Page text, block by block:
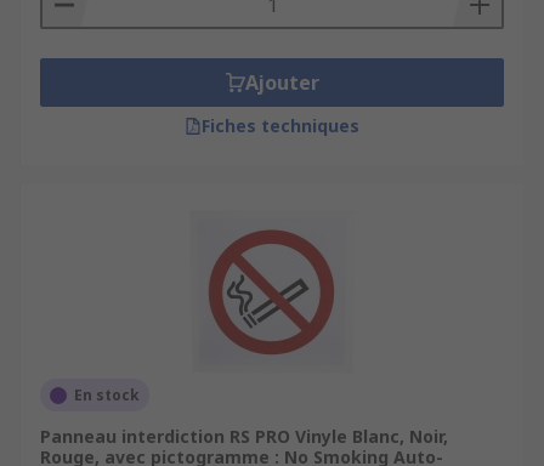
Ajouter
Fiches techniques
En stock
Panneau interdiction RS PRO Vinyle Blanc, Noir,
Rouge, avec pictogramme : No Smoking Auto-